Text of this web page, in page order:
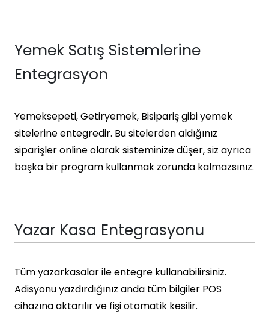
Yemek Satış Sistemlerine
Entegrasyon
Yemeksepeti, Getiryemek, Bisipariş gibi yemek
sitelerine entegredir. Bu sitelerden aldığınız
siparişler online olarak sisteminize düşer, siz ayrıca
başka bir program kullanmak zorunda kalmazsınız.
Yazar Kasa Entegrasyonu
Tüm yazarkasalar ile entegre kullanabilirsiniz.
Adisyonu yazdırdığınız anda tüm bilgiler POS
cihazına aktarılır ve fişi otomatik kesilir.